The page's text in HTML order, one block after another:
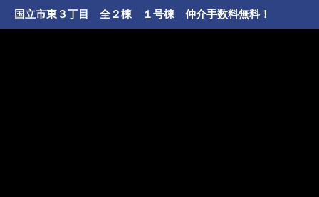
国立市東３丁目 全２棟 １号棟 仲介手数料無料！